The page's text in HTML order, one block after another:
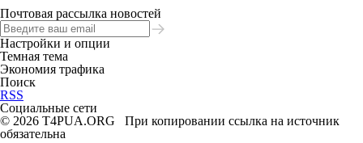
Почтовая рассылка новостей
Настройки и опции
Темная тема
Экономия трафика
Поиск
RSS
Социальные сети
© 2026 T4PUA.ORG При копировании ссылка на источник
обязательна